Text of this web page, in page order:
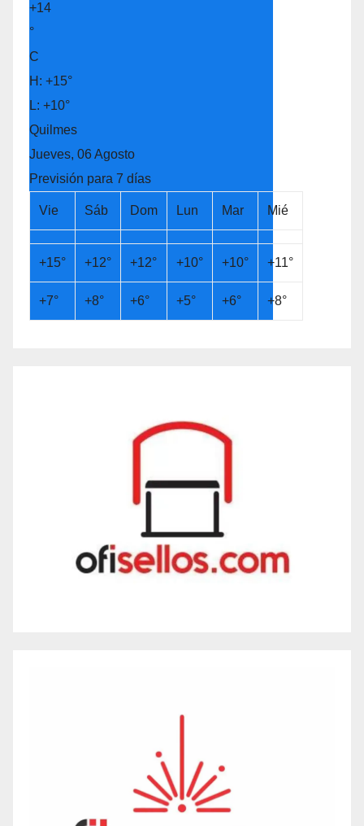
+14
°
C
H: +15°
L: +10°
Quilmes
Jueves, 06 Agosto
Previsión para 7 días
Vie Sáb Dom Lun Mar Mié
+15° +12° +12° +10° +10° +11°
+7° +8° +6° +5° +6° +8°